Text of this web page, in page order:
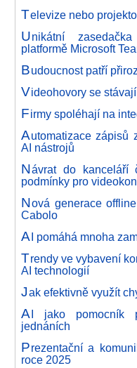
Televize nebo
Unikátní
platformě Microsoft
Budoucnost patří
Videohovory se
Firmy spoléhají na
Automatizace zápisů
AI nástrojů
Návrat do kanceláří
podmínky pro
Nová generace
Cabolo
AI pomáhá mnoha
Trendy ve vybavení
AI technologií
Jak efektivně využít
AI jako pomocník
jednáních
Prezentační a
roce 2025